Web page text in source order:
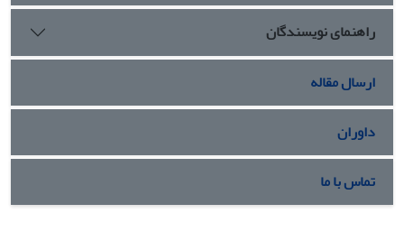
راهنمای نویسندگان
ارسال مقاله
داوران
تماس با ما